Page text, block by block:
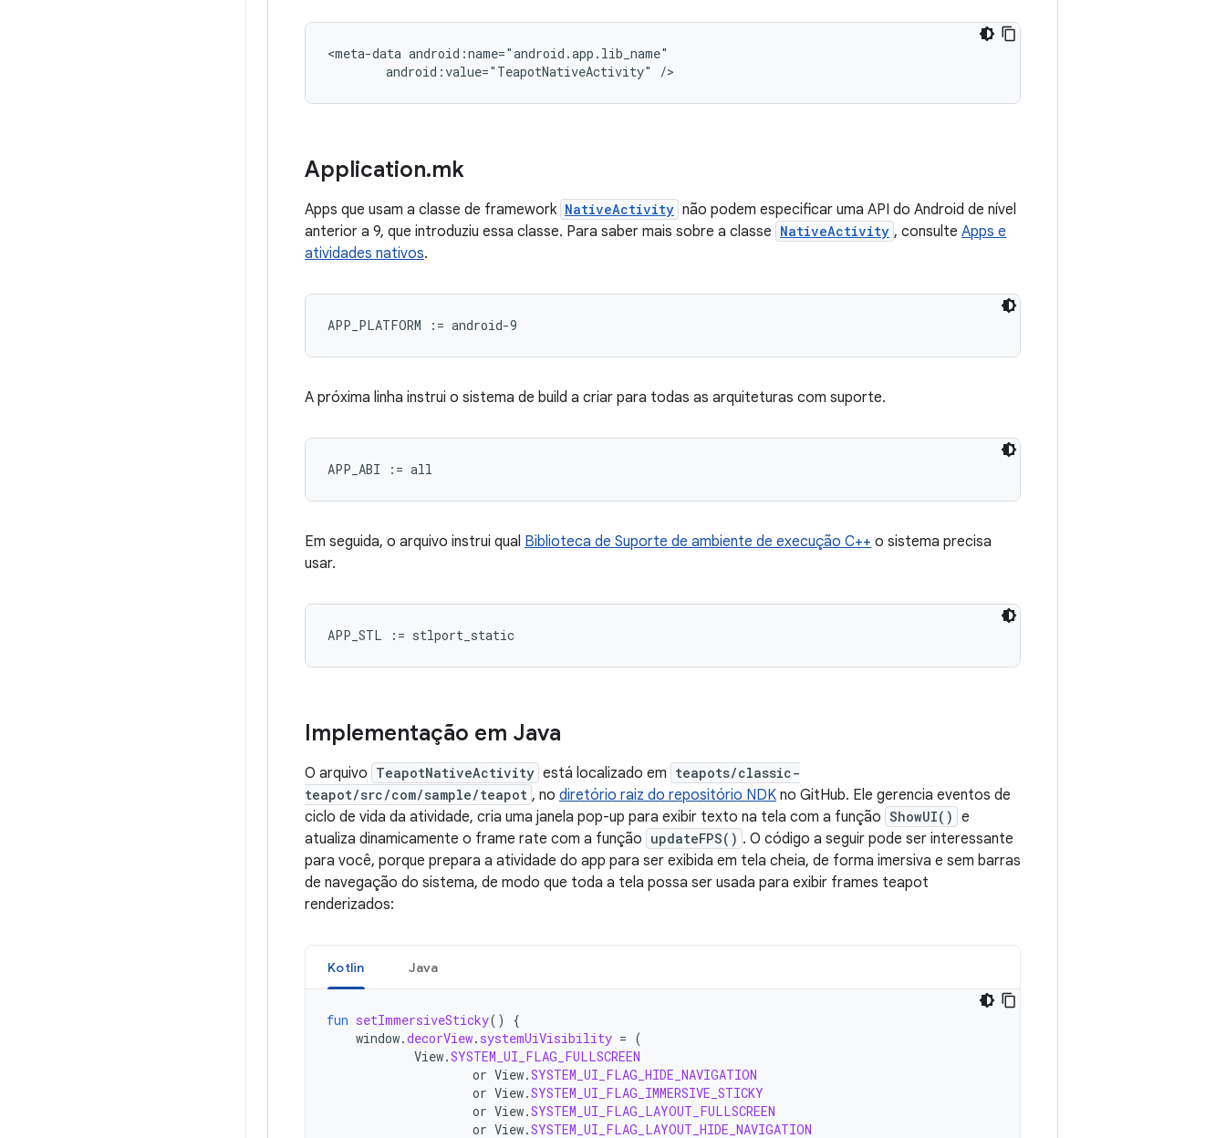
<meta-data
android:value="TeapotNativeActivity"
/>
Application.mk
Apps que usam a classe de framework NativeActivity não podem especificar uma API do Android de nível
anterior a 9, que introduziu essa classe. Para saber mais sobre a classe NativeActivity , consulte Apps e
atividades nativos.
A próxima linha instrui o sistema de build a criar para todas as arquiteturas com suporte.
Em seguida, o arquivo instrui qual Biblioteca de Suporte de ambiente de execução C++ o sistema precisa
usar.
Implementação em Java
O arquivo TeapotNativeActivity está localizado em teapots/classic-
teapot/src/com/sample/teapot , no diretório raiz do repositório NDK no GitHub. Ele gerencia eventos de
ciclo de vida da atividade, cria uma janela pop-up para exibir texto na tela com a função ShowUI() e
atualiza dinamicamente o frame rate com a função updateFPS() . O código a seguir pode ser interessante
para você, porque prepara a atividade do app para ser exibida em tela cheia, de forma imersiva e sem barras
de navegação do sistema, de modo que toda a tela possa ser usada para exibir frames teapot
renderizados:
Kotlin Java
fun setImmersiveSticky()
{
window.decorView. systemUiVisibility = (
View.SYSTEM_UI_FLAG_FULLSCREEN
or View.SYSTEM_UI_FLAG_HIDE_NAVIGATION
or View.SYSTEM_UI_FLAG_IMMERSIVE_STICKY
or View.SYSTEM_UI_FLAG_LAYOUT_FULLSCREEN
or View.SYSTEM_UI_FLAG_LAYOUT_HIDE_NAVIGATION